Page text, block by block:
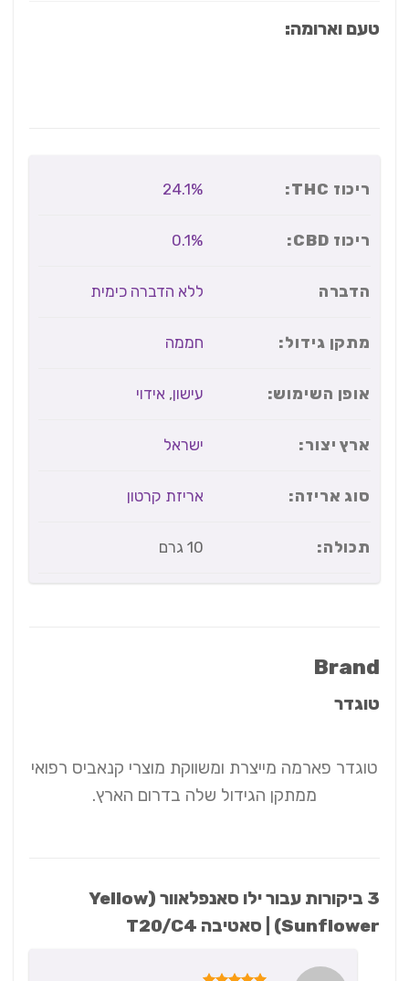
טעם וארומה:
ריכוז THC: 24.1%
ריכוז CBD: 0.1%
הדברה ללא הדברה כימית
מתקן גידול: חממה
אופן השימוש: עישון,אידוי
ארץ יצור: ישראל
סוג אריזה: אריזת קרטון
תכולה: 10 גרם
Brand
טוגדר
טוגדר פארמה מייצרת ומשווקת מוצרי קנאביס רפואי
ממתקן הגידול שלה בדרום הארץ.
ילו סאנפלאוור (Yellow
Sunflower) | סאטיבה T20/C4